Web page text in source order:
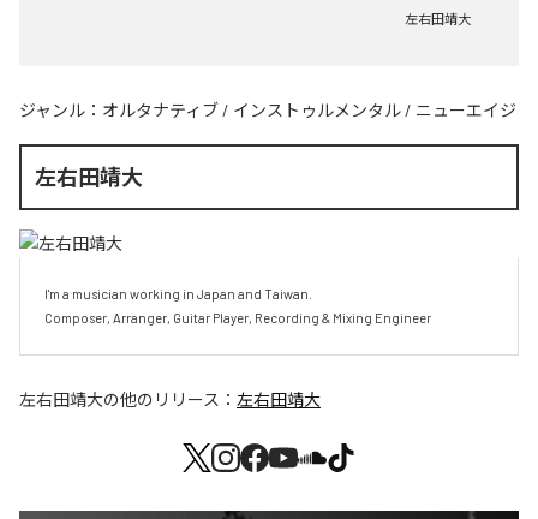
左右田靖大
ジャンル： オルタナティブ / インストゥルメンタル / ニューエイジ
左右田靖大
I'm a musician working in Japan and Taiwan.
Composer, Arranger, Guitar Player, Recording & Mixing Engineer
左右田靖大の他のリリース： 左右田靖大